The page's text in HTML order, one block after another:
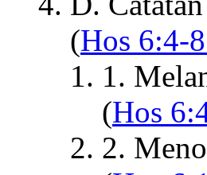
(Hos 6:4-
1.
(Hos
2.